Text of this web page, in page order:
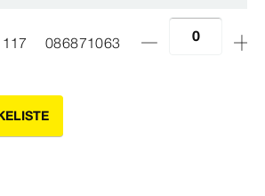
086871063